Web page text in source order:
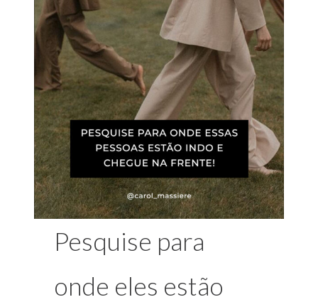
Pesquise para
onde eles estão